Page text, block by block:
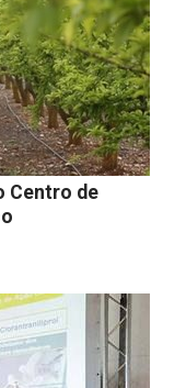
Centro de